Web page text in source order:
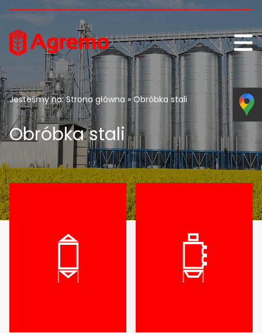
Przejdź do treści
Jesteśmy na:Strona główna » Obróbka stali
Obróbka stali